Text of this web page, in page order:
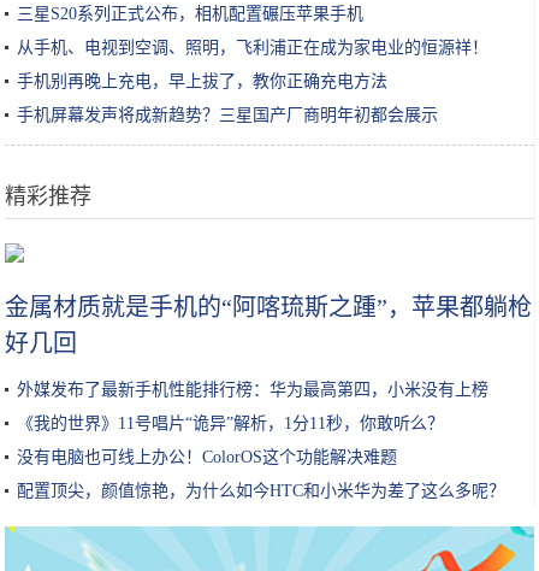
三星S20系列正式公布，相机配置碾压苹果手机
从手机、电视到空调、照明，飞利浦正在成为家电业的恒源祥！
手机别再晚上充电，早上拔了，教你正确充电方法
手机屏幕发声将成新趋势？三星国产厂商明年初都会展示
精彩推荐
金属材质就是手机的“阿喀琉斯之踵”，苹果都躺枪
好几回
外媒发布了最新手机性能排行榜：华为最高第四，小米没有上榜
《我的世界》11号唱片“诡异”解析，1分11秒，你敢听么？
没有电脑也可线上办公！ColorOS这个功能解决难题
配置顶尖，颜值惊艳，为什么如今HTC和小米华为差了这么多呢？